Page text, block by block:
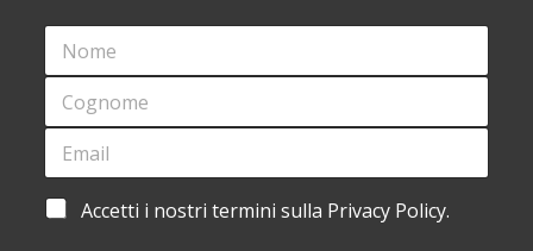
N
M
*
C
G
O
E
E
A
I
L
E
A
I
L
A
Accetti i nostri termini sulla Privacy Policy.